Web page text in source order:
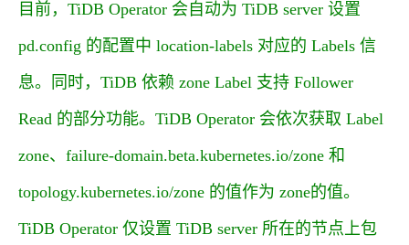
目前，TiDB Operator 会自动为 TiDB server 设置
pd.config 的配置中 location-labels 对应的 Labels 信
息。同时，TiDB 依赖 zone Label 支持 Follower
Read 的部分功能。TiDB Operator 会依次获取 Label
zone、 failure-domain.beta.kubernetes.io/zone 和
topology.kubernetes.io/zone 的值作为 zone的值。
TiDB Operator 仅设置 TiDB server 所在的节点上包